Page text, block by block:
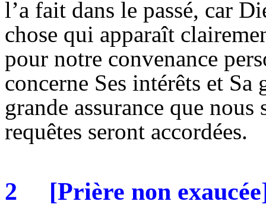
l’a fait dans le passé, car
chose qui apparaît
pour notre convenance
concerne Ses intérêts et
grande assurance que nous
requêtes seront accordées.
2 [Prière non